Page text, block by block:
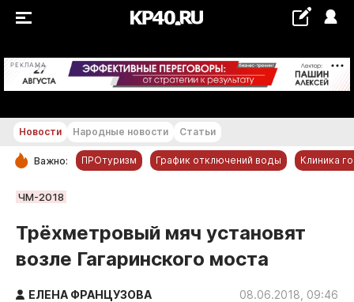
РЕКЛАМА +28...+29 °С
РУБРИКИ
Новости компаний
Статьи
Народные новости
Новости Народные новости Статьи
Важно: ПРОтуризм График отключений воды Клиника
ЧМ-2018
Трёхметровый мяч установят
возле Гагаринского моста
ЕЛЕНА ФРАНЦУЗОВА 08.06.2018, 09:46